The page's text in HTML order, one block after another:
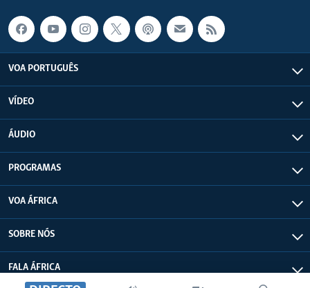
VOA PORTUGUÊS
VÍDEO
ÁUDIO
PROGRAMAS
VOA ÁFRICA
SOBRE NÓS
FALA ÁFRICA